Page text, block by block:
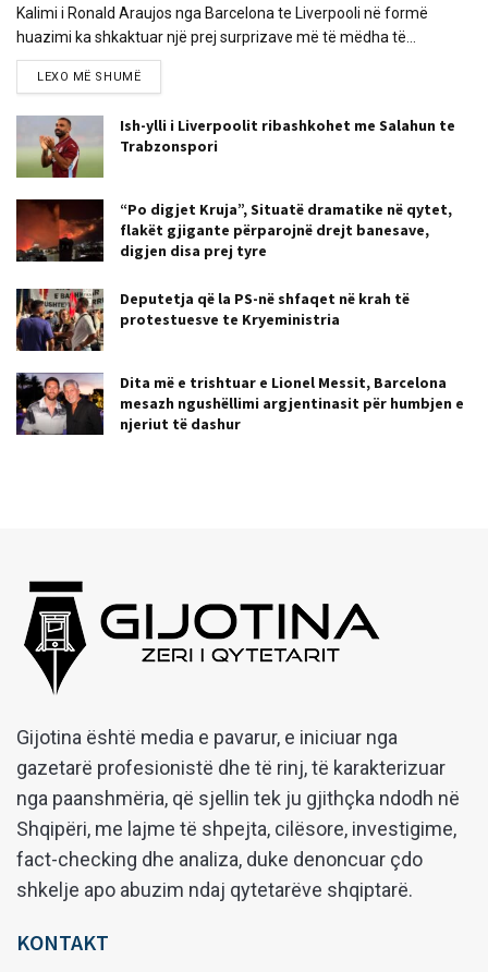
Kalimi i Ronald Araujos nga Barcelona te Liverpooli në formë
huazimi ka shkaktuar një prej surprizave më të mëdha të...
LEXO MË SHUMË
Ish-ylli i Liverpoolit ribashkohet me Salahun te
Trabzonspori
“Po digjet Kruja”, Situatë dramatike në qytet,
flakët gjigante përparojnë drejt banesave,
digjen disa prej tyre
Deputetja që la PS-në shfaqet në krah të
protestuesve te Kryeministria
Dita më e trishtuar e Lionel Messit, Barcelona
mesazh ngushëllimi argjentinasit për humbjen e
njeriut të dashur
Gijotina është media e pavarur, e iniciuar nga
gazetarë profesionistë dhe të rinj, të karakterizuar
nga paanshmëria, që sjellin tek ju gjithçka ndodh në
Shqipëri, me lajme të shpejta, cilësore, investigime,
fact-checking dhe analiza, duke denoncuar çdo
shkelje apo abuzim ndaj qytetarëve shqiptarë.
KONTAKT